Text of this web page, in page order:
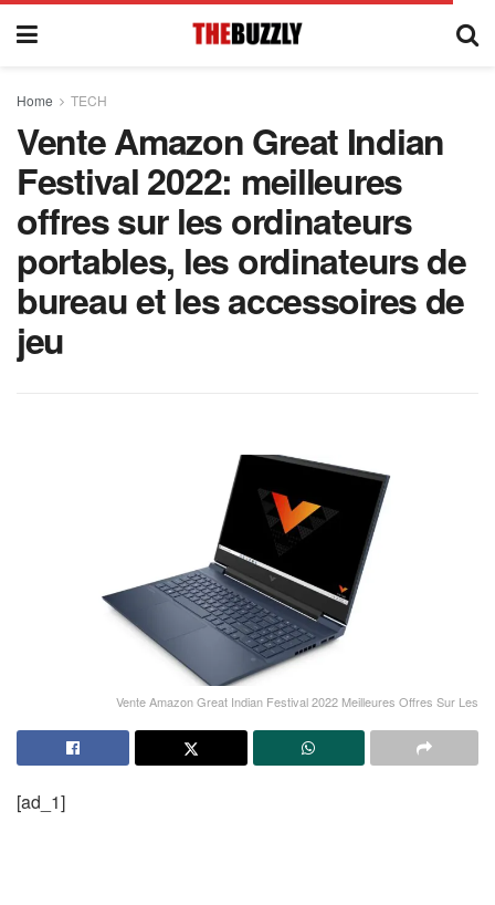
Home TECH
Vente Amazon Great Indian
Festival 2022: meilleures
offres sur les ordinateurs
portables, les ordinateurs de
bureau et les accessoires de
jeu
Vente Amazon Great Indian Festival 2022 Meilleures Offres Sur Les
[ad_1]